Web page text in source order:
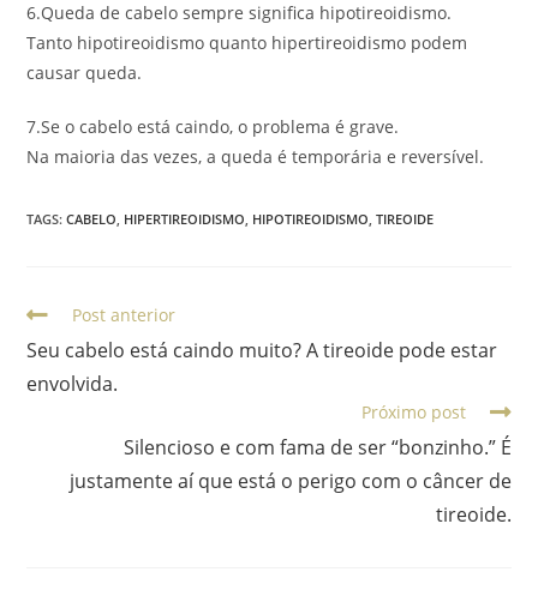
6.Queda de cabelo sempre significa hipotireoidismo.
Tanto hipotireoidismo quanto hipertireoidismo podem
causar queda.
7.Se o cabelo está caindo, o problema é grave.
Na maioria das vezes, a queda é temporária e reversível.
TAGS:CABELO, HIPERTIREOIDISMO, HIPOTIREOIDISMO, TIREOIDE
Post anterior
Seu cabelo está caindo muito? A tireoide pode estar
envolvida.
Próximo post
Silencioso e com fama de ser “bonzinho.” É
justamente aí que está o perigo com o câncer de
tireoide.